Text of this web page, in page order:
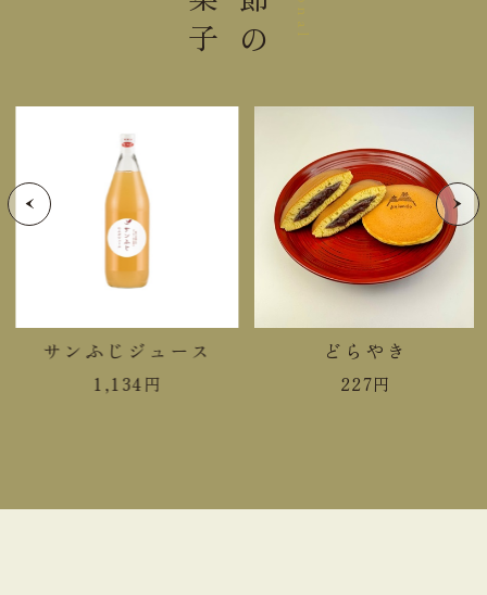
0.2g
炭水化物 27.7g
食塩相当量
＊この表示値は、目安です。
サンふじジュース
1,134円
どらやき
227円